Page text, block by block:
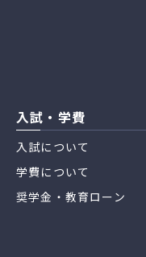
入試・学費
入試について
学費について
奨学金・教育ローン